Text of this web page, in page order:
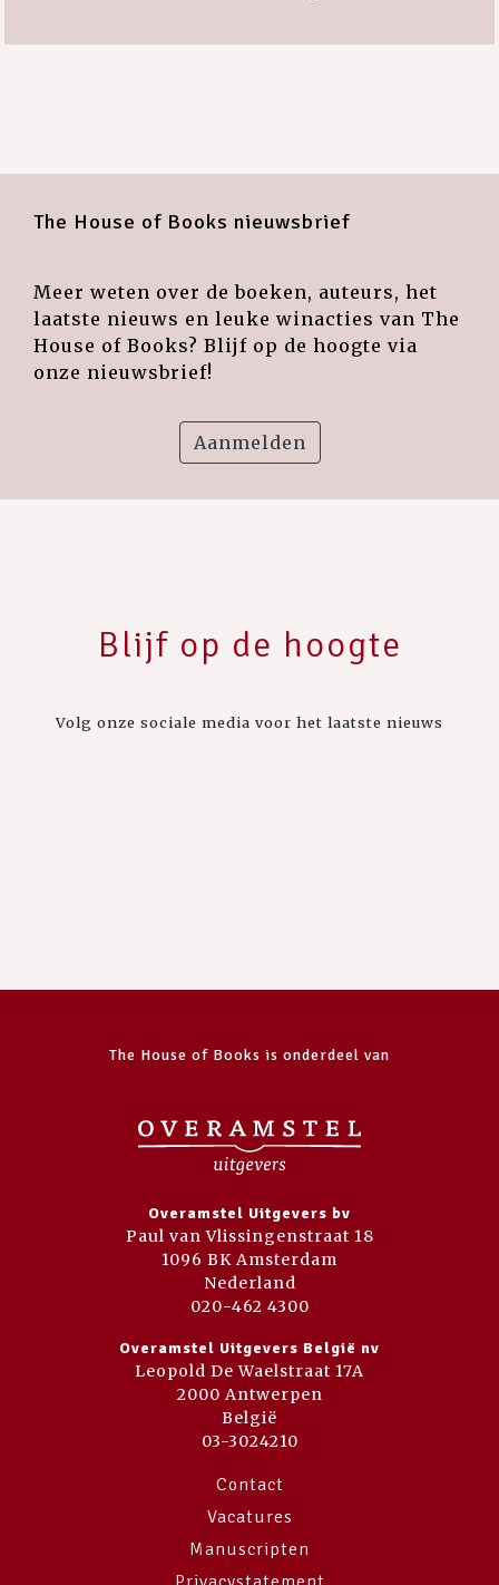
The House of Books nieuwsbrief
Meer weten over de boeken, auteurs, het
laatste nieuws en leuke winacties van The
House of Books? Blijf op de hoogte via
onze nieuwsbrief!
Aanmelden
Blijf op de hoogte
Volg onze sociale media voor het laatste nieuws
The House of Books is onderdeel van
Overamstel Uitgevers bv
Paul van Vlissingenstraat 18
1096 BK Amsterdam
Nederland
020-462 4300
Overamstel Uitgevers België nv
Leopold De Waelstraat 17A
2000 Antwerpen
België
03-3024210
Contact
Vacatures
Manuscripten